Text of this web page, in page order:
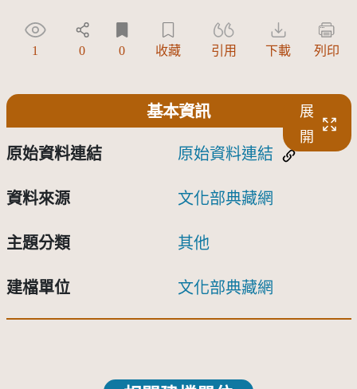
1 0 0 收藏 引用 下載 列印
基本資訊
展
開
原始資料連結 原始資料連結
資料來源 文化部典藏網
主題分類 其他
建檔單位 文化部典藏網